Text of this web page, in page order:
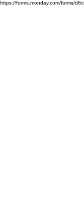
https://forms.monday.com/forms/